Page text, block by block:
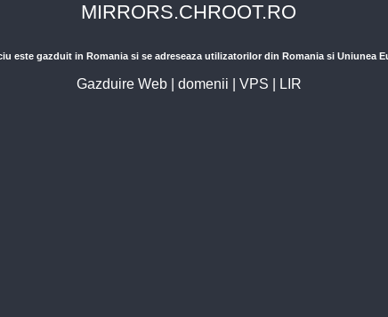
MIRRORS.CHROOT.RO
este gazduit in Romania si se adreseaza utilizatorilor din Romania si Uniunea
Gazduire Web| domenii VPS LIR